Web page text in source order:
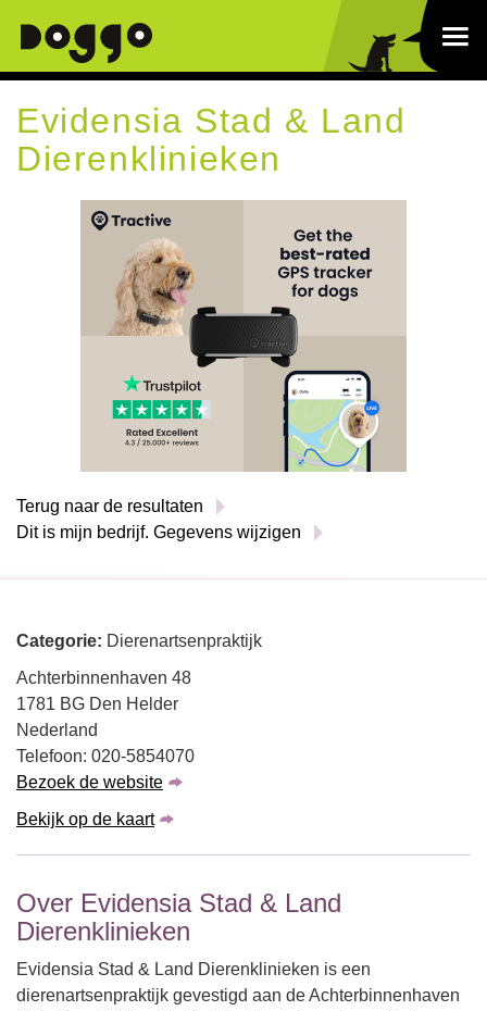
Evidensia Stad & Land
Dierenklinieken
Terug naar de resultaten
Dit is mijn bedrijf. Gegevens wijzigen
Categorie: Dierenartsenpraktijk
Achterbinnenhaven 48
1781 BG Den Helder
Nederland
Telefoon: 020-5854070
Bezoek de website
Bekijk op de kaart
Over Evidensia Stad & Land
Dierenklinieken
Evidensia Stad & Land Dierenklinieken is een
dierenartsenpraktijk gevestigd aan de Achterbinnenhaven